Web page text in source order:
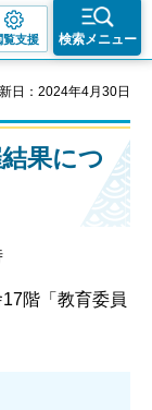
覧支援 検索メニュー
日：2024年4月30日
果につ
階「教育委員